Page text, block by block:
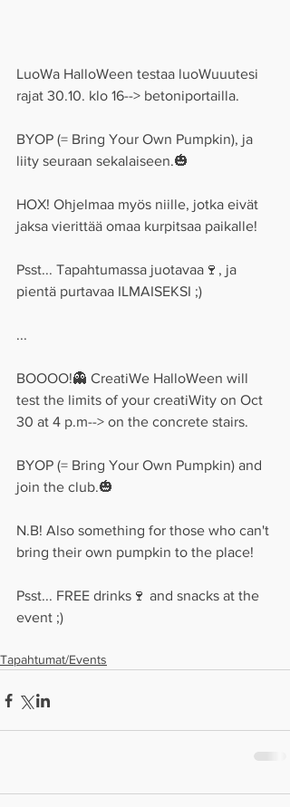
LuoWa HalloWeen testaa luoWuuutesi
rajat 30.10. klo 16--> betoniportailla.
BYOP (= Bring Your Own Pumpkin), ja
liity seuraan sekalaiseen.🎃
HOX! Ohjelmaa myös niille, jotka eivät
jaksa vierittää omaa kurpitsaa paikalle!
Psst... Tapahtumassa juotavaa🍷, ja
pientä purtavaa ILMAISEKSI ;)
...
BOOOO!👻 CreatiWe HalloWeen will
test the limits of your creatiWity on Oct
30 at 4 p.m--> on the concrete stairs.
BYOP (= Bring Your Own Pumpkin) and
join the club.🎃
N.B! Also something for those who can't
bring their own pumpkin to the place!
Psst... FREE drinks🍷 and snacks at the
event ;)
Tapahtumat/Events